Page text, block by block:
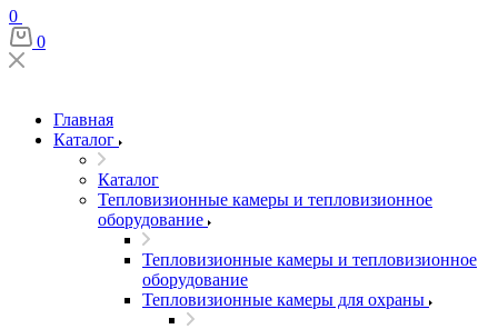
0
0
Главная
Каталог
Каталог
Тепловизионные камеры и тепловизионное
оборудование
Тепловизионные камеры и тепловизионное
оборудование
Тепловизионные камеры для охраны